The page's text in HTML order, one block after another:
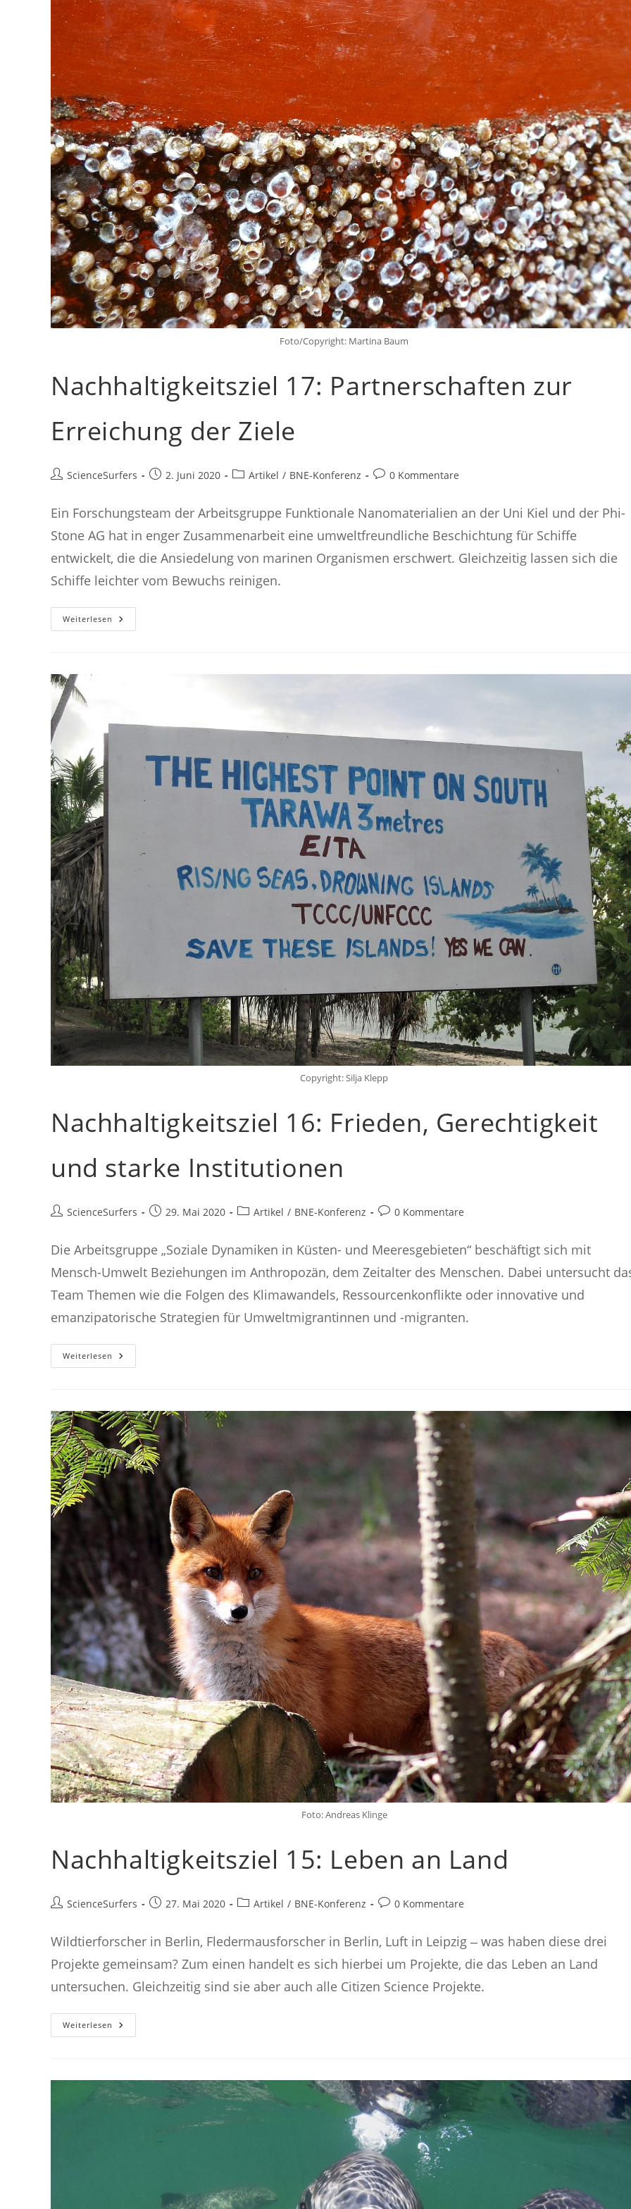
Foto/Copyright: Martina Baum
Nachhaltigkeitsziel 17: Partnerschaften zur
Erreichung der Ziele
Beitrags-
ScienceSurfers
Beitrag2. Juni 2020
Beitrags-
Artikel / BNE-Konferenz
Beitrags-
0 Kommentare
Ein Forschungsteam der Arbeitsgruppe Funktionale Nanomaterialien an der Uni Kiel und der Phi-
Stone AG hat in enger Zusammenarbeit eine umweltfreundliche Beschichtung für Schiffe
entwickelt, die die Ansiedelung von marinen Organismen erschwert. Gleichzeitig lassen sich die
Schiffe leichter vom Bewuchs reinigen.
Weiterlesen Nachhaltigkeitsziel
17:
Copyright: Silja Klepp
Nachhaltigkeitsziel 16: Frieden, Gerechtigkeit
und starke Institutionen
Beitrags-
ScienceSurfers
Beitrag29. Mai 2020
Beitrags-
Artikel / BNE-Konferenz
Beitrags-
0 Kommentare
Die Arbeitsgruppe „Soziale Dynamiken in Küsten- und Meeresgebieten“ beschäftigt sich mit
Mensch-Umwelt Beziehungen im Anthropozän, dem Zeitalter des Menschen. Dabei untersucht
Team Themen wie die Folgen des Klimawandels, Ressourcenkonflikte oder innovative und
emanzipatorische Strategien für Umweltmigrantinnen und -migranten.
Weiterlesen Nachhaltigkeitsziel
16:
Institutionen
Foto: Andreas Klinge
Nachhaltigkeitsziel 15: Leben an Land
Beitrags-
ScienceSurfers
Beitrag27. Mai 2020
Beitrags-
Artikel / BNE-Konferenz
Beitrags-
0 Kommentare
Wildtierforscher in Berlin, Fledermausforscher in Berlin, Luft in Leipzig ‒ was haben diese drei
Projekte gemeinsam? Zum einen handelt es sich hierbei um Projekte, die das Leben an Land
untersuchen. Gleichzeitig sind sie aber auch alle Citizen Science Projekte.
Weiterlesen Nachhaltigkeitsziel
15: